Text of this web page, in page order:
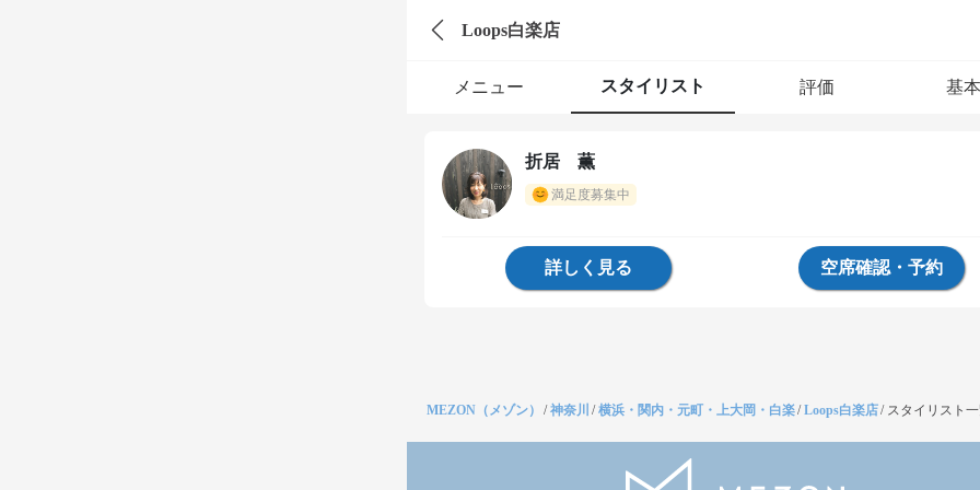
Loops白楽店
メニュー スタイリスト 評価 基
折居 薫
満足度募集中
詳しく見る 空席確認・予約
MEZON（メゾン） /神奈川 /横浜・関内・元町・上大岡・白楽/Loops白楽店/ スタイリスト